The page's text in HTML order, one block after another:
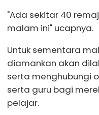
"Ada sekitar 40
malam ini" ucapnya.
Untuk sementara
diamankan akan
serta menghubungi
serta guru bagi
pelajar.